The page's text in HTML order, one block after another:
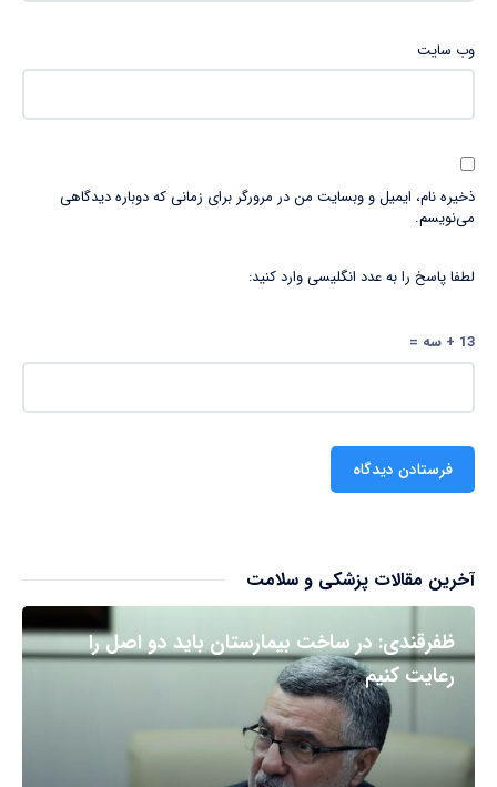
وب‌ سایت
ذخیره نام، ایمیل و وبسایت من در مرورگر برای زمانی که دوباره دیدگاهی
می‌نویسم.
لطفا پاسخ را به عدد انگلیسی وارد کنید:
13 + سه =
آخرین مقالات پزشکی و سلامت
ظفرقندی: در ساخت بیمارستان باید دو اصل را
رعایت کنیم